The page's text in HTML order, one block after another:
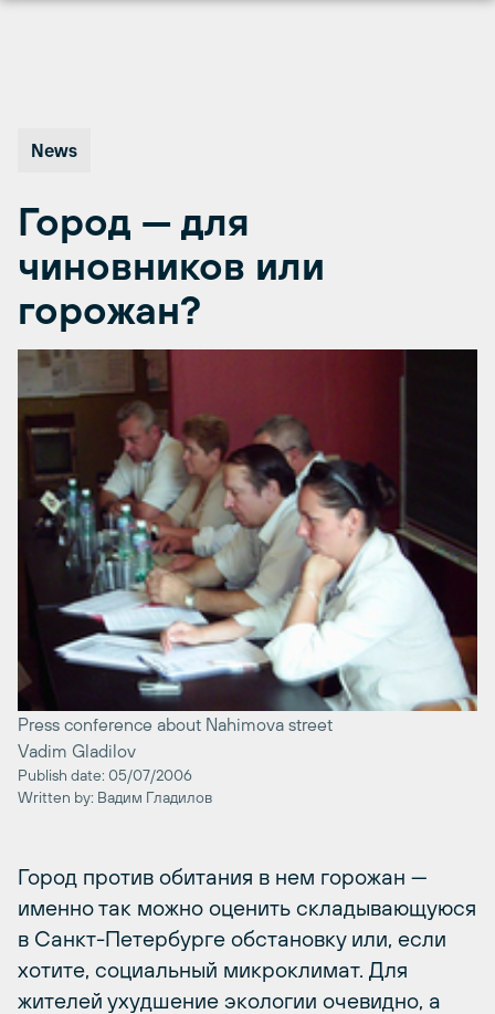
News
Город — для
чиновников или
горожан?
Press conference about Nahimova street
Vadim Gladilov
Publish date: 05/07/2006
Written by: Вадим Гладилов
Город против обитания в нем горожан —
именно так можно оценить складывающуюся
в Санкт-Петербурге обстановку или, если
хотите, социальный микроклимат. Для
жителей ухудшение экологии очевидно, а